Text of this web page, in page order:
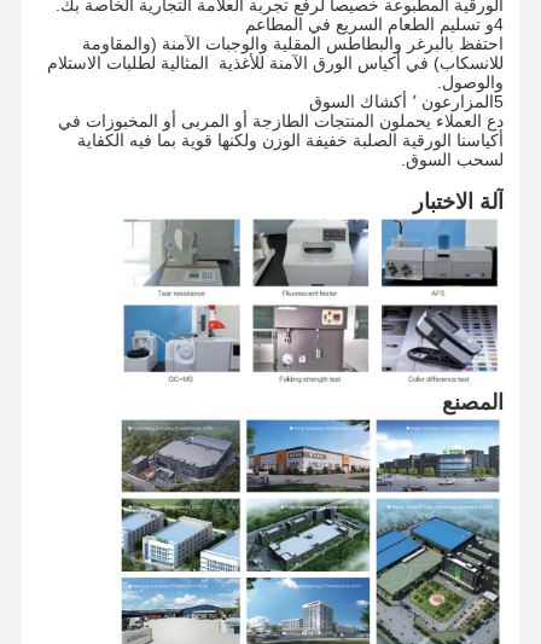
جولة في
المصنع
الحالات اطلب اقتباس
كيس ورقي قابل لإعادة التدوير
أكياس الورق الملتوية الملتوية
أكياس توصيل طعام ورقية
أكياس الورق sos
كيس الورق المقطوع
حقائب التجارة الإلكترونية
كيس الورق المقبض المسطح
الورقية المطبوعة خصيصا لرفع تجربة العلامة التجارية الخاصة بك.
4و تسليم الطعام السريع في المطاعم
احتفظ بالبرغر والبطاطس المقلية والوجبات الآمنة (والمقاومة
للانسكاب) في أكياس الورق الآمنة للأغذية ‬ المثالية لطلبات الاستلام
والوصول.
5المزارعون ٬ أكشاك السوق
دع العملاء يحملون المنتجات الطازجة أو المربى أو المخبوزات في
أكياسنا الورقية الصلبة خفيفة الوزن ولكنها قوية بما فيه الكفاية
لسحب السوق.
آلة الاختبار
المصنع